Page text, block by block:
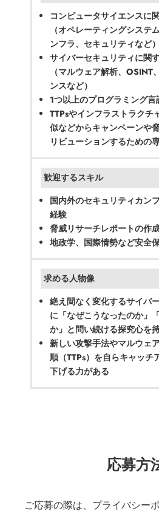
コンピュータサイエンスに
（オペレーティングシステ
ンフラ、セキュリティなど）
サイバーセキュリティに関
（マルウェア解析、OSINT
ンスなど）
1つ以上のプログラミング言
TTPsやインフラストラクチ
似などからキャンペーンや
リビューションするための
歓迎するスキル
国内外のセキュリティカン
経験
脅威リサーチレポートの作
地政学、国際情勢など安全
求める人物像
絶え間なく変化するサイバ
に「なぜこうなったのか」
か」と問い続ける探究心を
新しい攻撃手法やマルウェ
順（TTPs）を自らキャッチ
下げる力がある
応募方
ご応募の際は、プライバシー